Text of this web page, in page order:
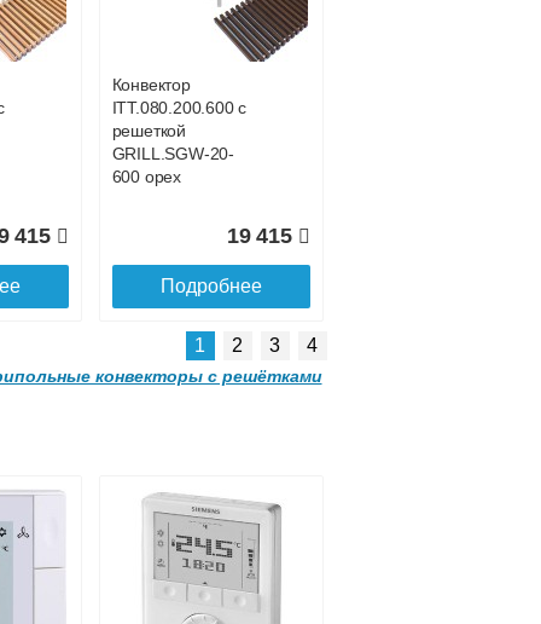
052
GRILL.SGWL-16-
32 963
Подробнее
681
с решеткой
GRILL.SGWL-16-
2000 венге.
42 755
415
Конвектор
ITT.080.200.600 с
решеткой
GRILL.SGW-20-
600 орех
19 415
Подробнее
Конвектор
ITT.080.200.1200 с
1 2 3 4
конвекторы с решётками